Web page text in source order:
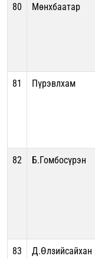
80 Мөнхбаатар
81 Пүрэвлхам
82 Б.Гомбосүрэн
83 Д.Өлзийсайхан